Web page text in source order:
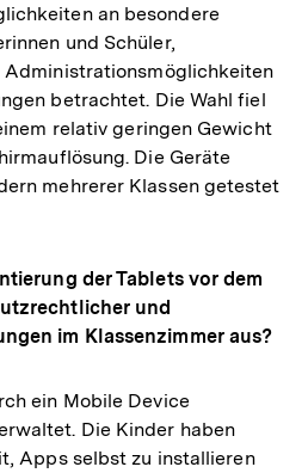
an besondere
und Schüler,
betrachtet. Die Wahl fiel
relativ geringen Gewicht
Die Geräte
mehrerer Klassen getestet
der Tablets vor dem
und
im Klassenzimmer aus?
ein Mobile Device
Die Kinder haben
Apps selbst zu installieren